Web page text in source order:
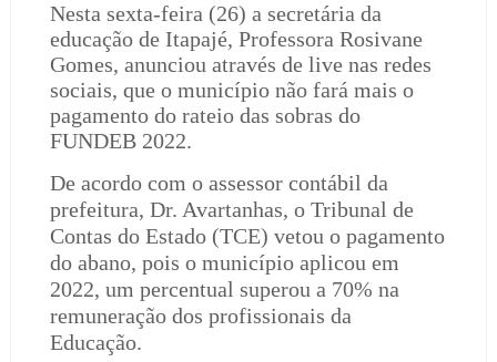
Nesta sexta-feira (26) a secretária da
educação de Itapajé, Professora Rosivane
Gomes, anunciou através de live nas redes
sociais, que o município não fará mais o
pagamento do rateio das sobras do
FUNDEB 2022.
De acordo com o assessor contábil da
prefeitura, Dr. Avartanhas, o Tribunal de
Contas do Estado (TCE) vetou o pagamento
do abano, pois o município aplicou em
2022, um percentual superou a 70% na
remuneração dos profissionais da
Educação.